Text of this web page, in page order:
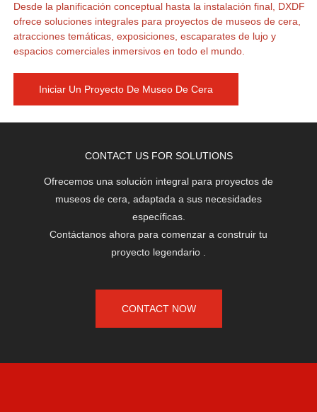
Desde la planificación conceptual hasta la instalación final, DXDF
ofrece soluciones integrales para proyectos de museos de cera,
atracciones temáticas, exposiciones, escaparates de lujo y
espacios comerciales inmersivos en todo el mundo.
Iniciar Un Proyecto De Museo De Cera
CONTACT US FOR SOLUTIONS
Ofrecemos una solución integral para proyectos de
museos de cera, adaptada a sus necesidades
específicas.
Contáctanos ahora para comenzar a construir tu
proyecto legendario
CONTACT NOW